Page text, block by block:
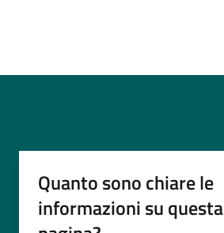
Quanto sono chiare le
informazioni su questa